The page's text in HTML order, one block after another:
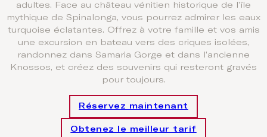
adultes. Face au château vénitien historique de l’île
mythique de Spinalonga, vous pourrez admirer les eaux
turquoise éclatantes. Offrez à votre famille et vos amis
une excursion en bateau vers des criques isolées,
randonnez dans Samaria Gorge et dans l’ancienne
Knossos, et créez des souvenirs qui resteront gravés
pour toujours.
Réservez maintenant
Obtenez le meilleur tarif